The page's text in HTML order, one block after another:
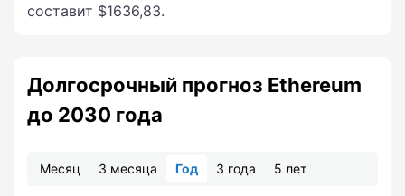
составит $1636,83.
Долгосрочный прогноз Ethereum
до 2030 года
Месяц 3 месяца Год 3 года 5 лет